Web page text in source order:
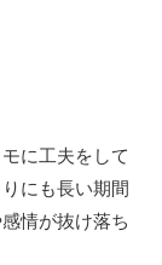
に工夫をして
にも長い期間
情が抜け落ち